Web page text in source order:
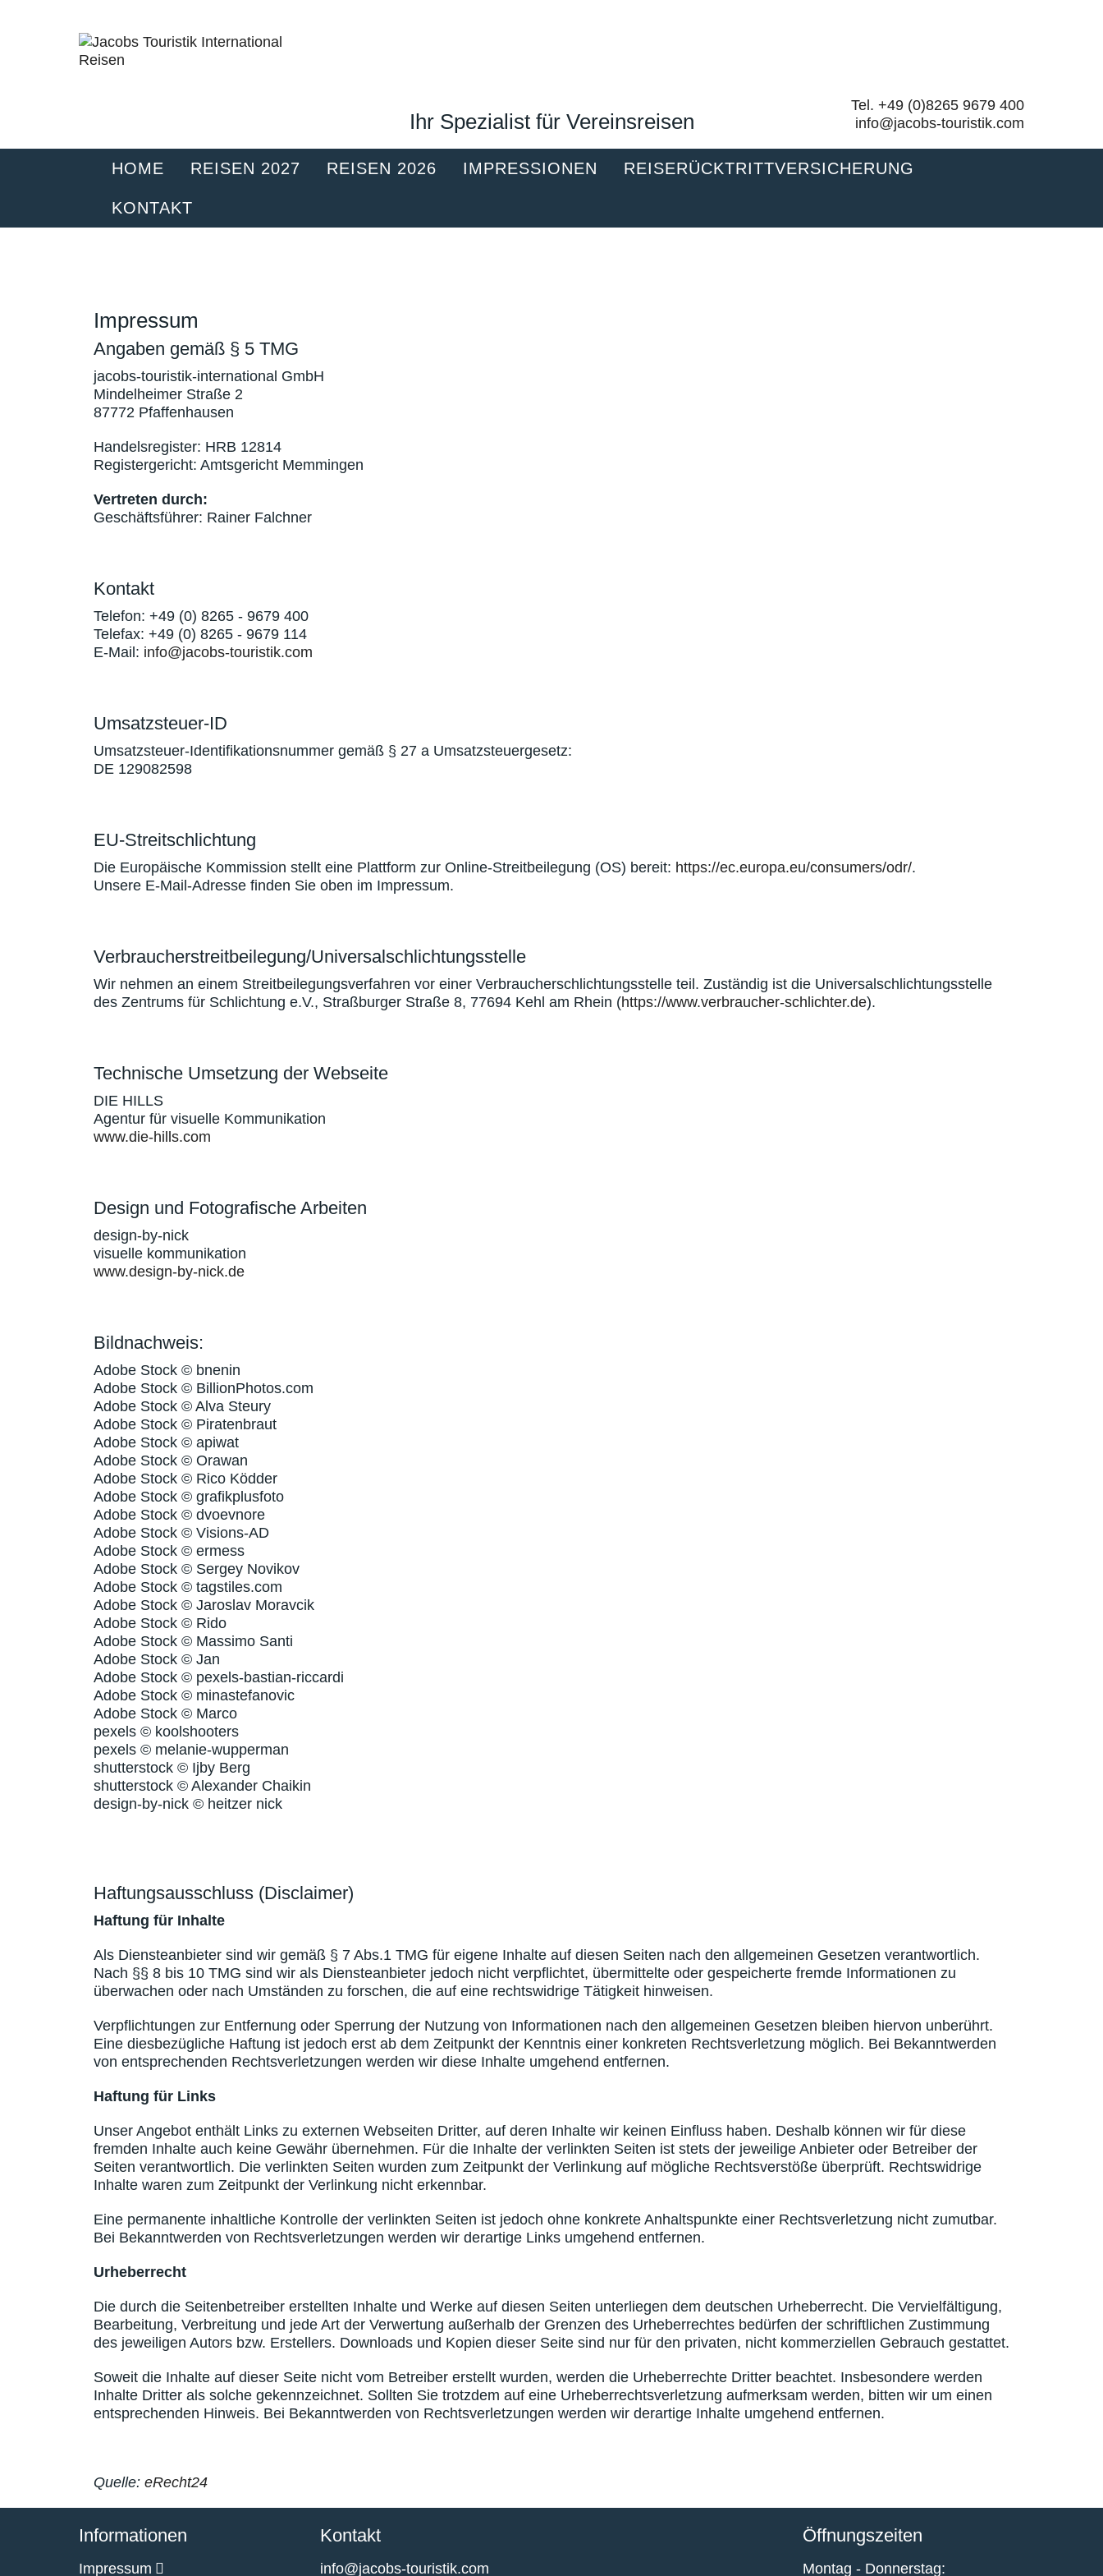
Ihr Spezialist für Vereinsreisen
Tel. +49 (0)8265 9679 400
info@jacobs-touristik.com
HOME REISEN 2027 REISEN 2026 IMPRESSIONEN REISERÜCKTRITTVERSICHERUNG
KONTAKT
Impressum
Angaben gemäß § 5 TMG
jacobs-touristik-international GmbH
Mindelheimer Straße 2
87772 Pfaffenhausen
Handelsregister: HRB 12814
Registergericht: Amtsgericht Memmingen
Vertreten durch:
Geschäftsführer: Rainer Falchner
Kontakt
Telefon: +49 (0) 8265 - 9679 400
Telefax: +49 (0) 8265 - 9679 114
E-Mail: info@jacobs-touristik.com
Umsatzsteuer-ID
Umsatzsteuer-Identifikationsnummer gemäß § 27 a Umsatzsteuergesetz:
DE 129082598
EU-Streitschlichtung
Die Europäische Kommission stellt eine Plattform zur Online-Streitbeilegung (OS) bereit: https://ec.europa.eu/consumers/odr/.
Unsere E-Mail-Adresse finden Sie oben im Impressum.
Verbraucher­streit­beilegung/Universal­schlichtungs­stelle
Wir nehmen an einem Streitbeilegungsverfahren vor einer Verbraucherschlichtungsstelle teil. Zuständig ist die Universalschlichtungsstelle
des Zentrums für Schlichtung e.V., Straßburger Straße 8, 77694 Kehl am Rhein (https://www.verbraucher-schlichter.de).
Technische Umsetzung der Webseite
DIE HILLS
Agentur für visuelle Kommunikation
www.die-hills.com
Design und Fotografische Arbeiten
design-by-nick
visuelle kommunikation
www.design-by-nick.de
Bildnachweis:
Adobe Stock © bnenin
Adobe Stock © BillionPhotos.com
Adobe Stock © Alva Steury
Adobe Stock © Piratenbraut
Adobe Stock © apiwat
Adobe Stock © Orawan
Adobe Stock © Rico Ködder
Adobe Stock © grafikplusfoto
Adobe Stock © dvoevnore
Adobe Stock © Visions-AD
Adobe Stock © ermess
Adobe Stock © Sergey Novikov
Adobe Stock © tagstiles.com
Adobe Stock © Jaroslav Moravcik
Adobe Stock © Rido
Adobe Stock © Massimo Santi
Adobe Stock © Jan
Adobe Stock © pexels-bastian-riccardi
Adobe Stock © minastefanovic
Adobe Stock © Marco
pexels © koolshooters
pexels © melanie-wupperman
shutterstock © Ijby Berg
shutterstock © Alexander Chaikin
design-by-nick © heitzer nick
Haftungsausschluss (Disclaimer)
Haftung für Inhalte
Als Diensteanbieter sind wir gemäß § 7 Abs.1 TMG für eigene Inhalte auf diesen Seiten nach den allgemeinen Gesetzen verantwortlich.
Nach §§ 8 bis 10 TMG sind wir als Diensteanbieter jedoch nicht verpflichtet, übermittelte oder gespeicherte fremde Informationen zu
überwachen oder nach Umständen zu forschen, die auf eine rechtswidrige Tätigkeit hinweisen.
Verpflichtungen zur Entfernung oder Sperrung der Nutzung von Informationen nach den allgemeinen Gesetzen bleiben hiervon unberührt.
Eine diesbezügliche Haftung ist jedoch erst ab dem Zeitpunkt der Kenntnis einer konkreten Rechtsverletzung möglich. Bei Bekanntwerden
von entsprechenden Rechtsverletzungen werden wir diese Inhalte umgehend entfernen.
Haftung für Links
Unser Angebot enthält Links zu externen Webseiten Dritter, auf deren Inhalte wir keinen Einfluss haben. Deshalb können wir für diese
fremden Inhalte auch keine Gewähr übernehmen. Für die Inhalte der verlinkten Seiten ist stets der jeweilige Anbieter oder Betreiber der
Seiten verantwortlich. Die verlinkten Seiten wurden zum Zeitpunkt der Verlinkung auf mögliche Rechtsverstöße überprüft. Rechtswidrige
Inhalte waren zum Zeitpunkt der Verlinkung nicht erkennbar.
Eine permanente inhaltliche Kontrolle der verlinkten Seiten ist jedoch ohne konkrete Anhaltspunkte einer Rechtsverletzung nicht zumutbar.
Bei Bekanntwerden von Rechtsverletzungen werden wir derartige Links umgehend entfernen.
Urheberrecht
Die durch die Seitenbetreiber erstellten Inhalte und Werke auf diesen Seiten unterliegen dem deutschen Urheberrecht. Die Vervielfältigung,
Bearbeitung, Verbreitung und jede Art der Verwertung außerhalb der Grenzen des Urheberrechtes bedürfen der schriftlichen Zustimmung
des jeweiligen Autors bzw. Erstellers. Downloads und Kopien dieser Seite sind nur für den privaten, nicht kommerziellen Gebrauch gestattet.
Soweit die Inhalte auf dieser Seite nicht vom Betreiber erstellt wurden, werden die Urheberrechte Dritter beachtet. Insbesondere werden
Inhalte Dritter als solche gekennzeichnet. Sollten Sie trotzdem auf eine Urheberrechtsverletzung aufmerksam werden, bitten wir um einen
entsprechenden Hinweis. Bei Bekanntwerden von Rechtsverletzungen werden wir derartige Inhalte umgehend entfernen.
Quelle: eRecht24
Informationen
Impressum
Kontakt
info@jacobs-touristik.com
Öffnungszeiten
Montag - Donnerstag: